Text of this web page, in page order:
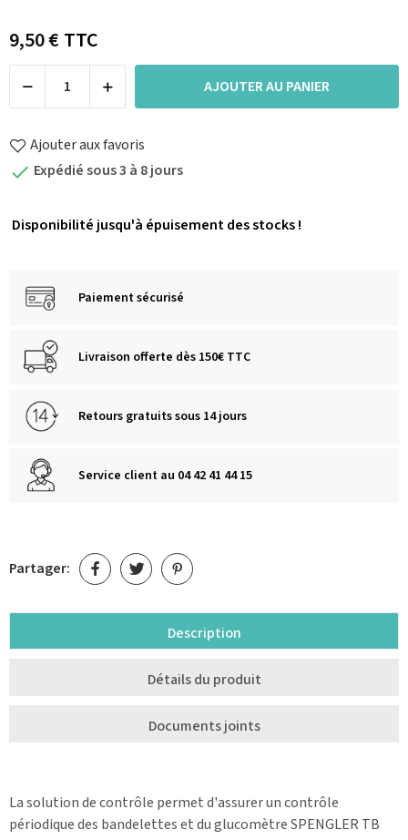
9,50 €TTC
AJOUTER AU PANIER
Ajouter aux favoris
 Expédié sous 3 à 8 jours
Disponibilité jusqu'à épuisement des stocks !
Paiement sécurisé
Livraison offerte dès 150€ TTC
Retours gratuits sous 14 jours
Service client au 04 42 41 44 15
Partager:
Description
Détails du produit
Documents joints
La solution de contrôle permet d'assurer un contrôle
périodique des bandelettes et du glucomètre SPENGLER TB